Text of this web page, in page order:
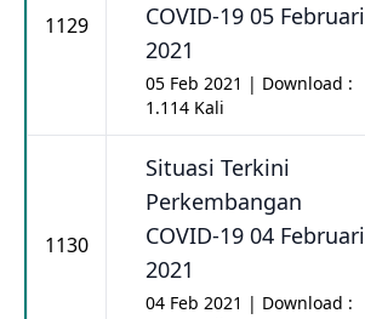
1129
COVID-19 05 Februari
2021
05 Feb 2021 | Download :
1.114 Kali
1130
Situasi Terkini
Perkembangan
COVID-19 04 Februari
2021
04 Feb 2021 | Download :